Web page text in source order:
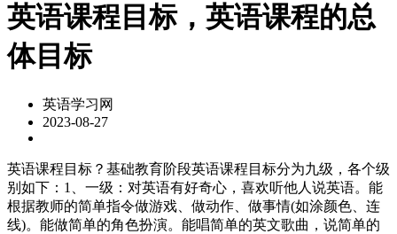
英语课程目标，英语课程的总
体目标
英语学习网
2023-08-27
英语课程目标？基础教育阶段英语课程目标分为九级，各个级
别如下：1、一级：对英语有好奇心，喜欢听他人说英语。能
根据教师的简单指令做游戏、做动作、做事情(如涂颜色、连
线)。能做简单的角色扮演。能唱简单的英文歌曲，说简单的